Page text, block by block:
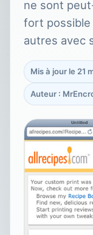
ne sont
fort
autres avec
Mis à jour le 21
Auteur :